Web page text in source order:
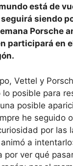
está de
siendo
Porsche
participará en
Vettel y
posible para
posible
he seguido
por las
a
por ver qué